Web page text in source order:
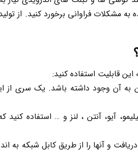
به مشکلات فراوانی برخورد کنید. از
قابلیت استفاده کنید:
به آن وجود داشته باشد. یک سری از
آیو، آنتن ، لنز و … استفاده کنید
و آنها را از طریق کابل شبکه به